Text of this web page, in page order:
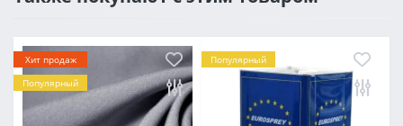
Хит продаж
Популярный
Популярный